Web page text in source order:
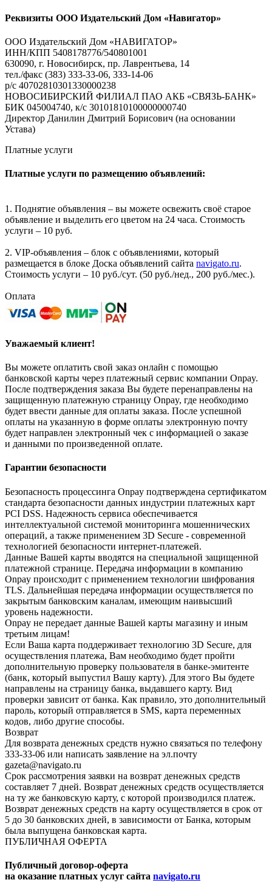
Реквизиты ООО Издательский Дом «Навигатор»
ООО Издательский Дом «НАВИГАТОР»
ИНН/КПП 5408178776/540801001
630090, г. Новосибирск, пр. Лаврентьева, 14
тел./факс (383) 333-33-06, 333-14-06
р/с 40702810301330000238
НОВОСИБИРСКИЙ ФИЛИАЛ ПАО АКБ «СВЯЗЬ-БАНК»
БИК 045004740, к/с 30101810100000000740
Директор Данилин Дмитрий Борисович (на основании
Устава)
Платные услуги
Платные услуги по размещению объявлений:
1. Поднятие объявления – вы можете освежить своё старое
объявление и выделить его цветом на 24 часа. Стоимость
услуги – 10 руб.
2. VIP-объявления – блок с объявлениями, который
размещается в блоке Доска объявлений сайта navigato.ru.
Стоимость услуги – 10 руб./сут. (50 руб./нед., 200 руб./мес.).
Оплата
Уважаемый клиент!
Вы можете оплатить свой заказ онлайн с помощью
банковской карты через платежный сервис компании Onpay.
После подтверждения заказа Вы будете перенаправлены на
защищенную платежную страницу Onpay, где необходимо
будет ввести данные для оплаты заказа. После успешной
оплаты на указанную в форме оплаты электронную почту
будет направлен электронный чек с информацией о заказе
и данными по произведенной оплате.
Гарантии безопасности
Безопасность процессинга Onpay подтверждена сертификатом
стандарта безопасности данных индустрии платежных карт
PCI DSS. Надежность сервиса обеспечивается
интеллектуальной системой мониторинга мошеннических
операций, а также применением 3D Secure - современной
технологией безопасности интернет-платежей.
Данные Вашей карты вводятся на специальной защищенной
платежной странице. Передача информации в компанию
Onpay происходит с применением технологии шифрования
TLS. Дальнейшая передача информации осуществляется по
закрытым банковским каналам, имеющим наивысший
уровень надежности.
Onpay не передает данные Вашей карты магазину и иным
третьим лицам!
Если Ваша карта поддерживает технологию 3D Secure, для
осуществления платежа, Вам необходимо будет пройти
дополнительную проверку пользователя в банке-эмитенте
(банк, который выпустил Вашу карту). Для этого Вы будете
направлены на страницу банка, выдавшего карту. Вид
проверки зависит от банка. Как правило, это дополнительный
пароль, который отправляется в SMS, карта переменных
кодов, либо другие способы.
Возврат
Для возврата денежных средств нужно связаться по телефону
333-33-06 или написать заявление на эл.почту
gazeta@navigato.ru
Срок рассмотрения заявки на возврат денежных средств
составляет 7 дней. Возврат денежных средств осуществляется
на ту же банковскую карту, с которой производился платеж.
Возврат денежных средств на карту осуществляется в срок от
5 до 30 банковских дней, в зависимости от Банка, которым
была выпущена банковская карта.
ПУБЛИЧНАЯ ОФЕРТА
Публичный договор-оферта
на оказание платных услуг сайта navigato.ru